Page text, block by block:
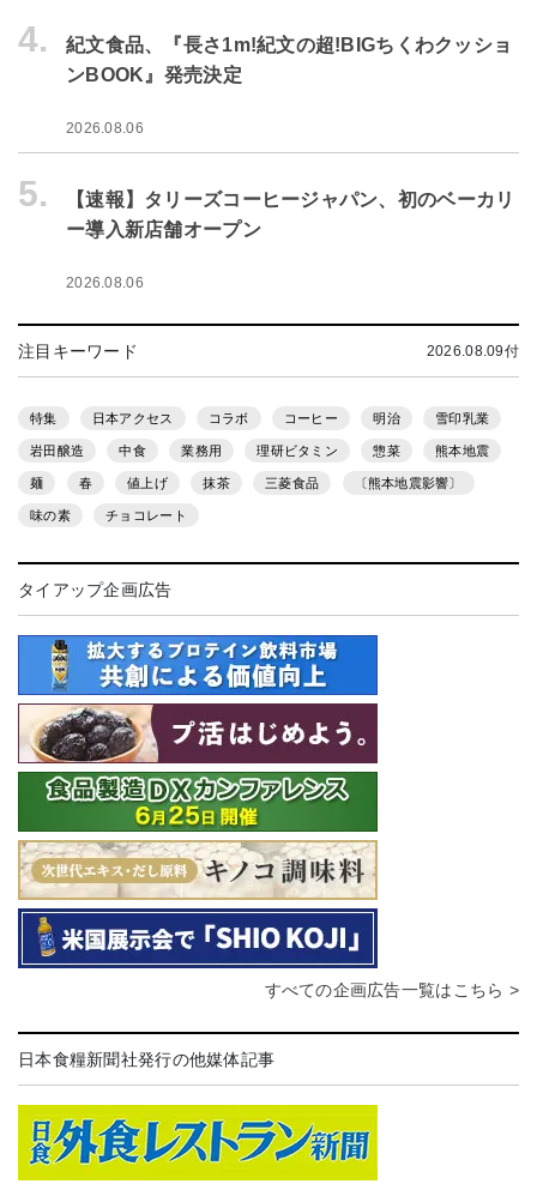
4.
紀文食品、『長さ1m!紀文の超!BIGちくわクッショ
ンBOOK』発売決定
2026.08.06
5.
【速報】タリーズコーヒージャパン、初のベーカリ
ー導入新店舗オープン
2026.08.06
注目キーワード 2026.08.09付
特集 日本アクセス コラボ コーヒー 明治 雪印乳業
岩田醸造 中食 業務用 理研ビタミン 惣菜 熊本地震
麺 春 値上げ 抹茶 三菱食品 〔熊本地震影響〕
味の素 チョコレート
タイアップ企画広告
すべての企画広告一覧はこちら >
日本食糧新聞社発行の他媒体記事